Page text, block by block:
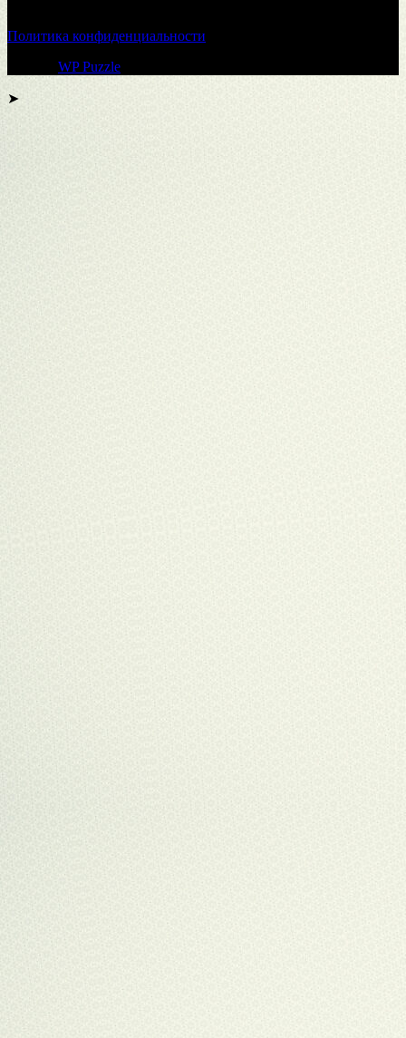
Политика конфиденциальности
WP Puzzle
➤